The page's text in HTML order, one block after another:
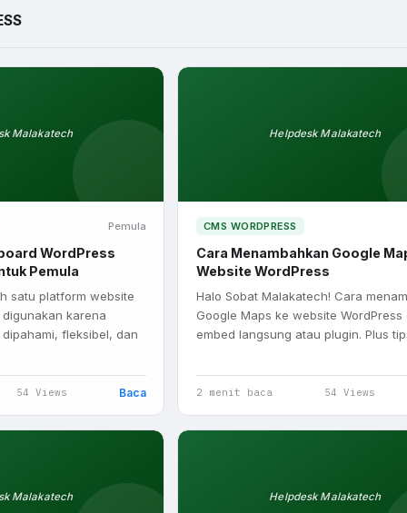
dan WooCommerce
Fitur Live Chat WhatsApp pada Website WordPress Anda.
dalam Hitungan Menit
Theme Builder
Kembali Normal
Drastis
WordPress yang Tepat
Theme Builder
SMA, SMK) Terbaru
CPA
Exact
Artikel Terindeks Google
agar Cepat Terindeks
Website Dipublikasikan?
Website?
Artikel Terindeks Google
Malakatech
Pemula
WordPress
Pemula
satu platform website
karena
fleksibel, dan
54 Views Baca
Helpdesk Malakatech
CMS WORDPRESS
Cara Menambahkan Google
Website WordPress
Halo Sobat Malakatech! Cara
Google Maps ke website WordPress
embed langsung atau plugin. Plus
2 menit baca 54 Views
Malakatech Helpdesk Malakatech